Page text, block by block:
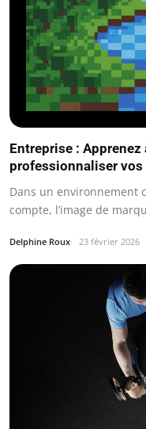
Entreprise :
professionnaliser
Dans un environnement
compte, l’image de
Delphine Roux 23 février 2026